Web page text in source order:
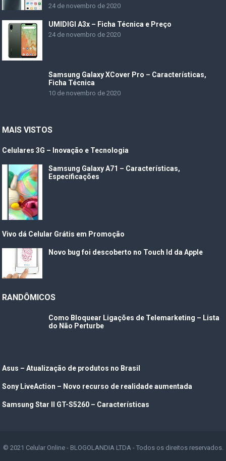
24 de novembro de 2020
UMIDIGI A3x – Ficha Técnica e Preço
24 de novembro de 2020
Samsung Galaxy XCover Pro – Características,
Ficha Técnica
10 de novembro de 2020
MAIS VISTOS
Celulares 3G – Inovação e Tecnologia
Samsung Galaxy A71 – Características,
Especificações
Vivo dá Celular Grátis em Promoção
Novo bug foi descoberto no Touch Id da Apple
RANDÔMICOS
Como Bloquear Ligações de Telemarketing – Lista
do Não Perturbe
Asus – Atualização de produtos no Brasil
Sony LiveAction – Novo recurso de realidade aumentada
Samsung Star II GT-S5260 – Características
© 2021 Celular Online- BLOGOLANDIA LTDA - Todos os direitos reservados.